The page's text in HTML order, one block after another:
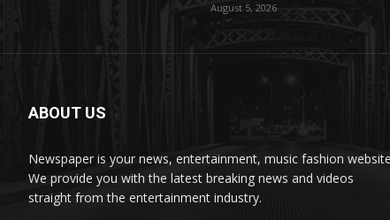
August 5, 2026
ABOUT US
Newspaper is your news, entertainment, music fashion
We provide you with the latest breaking news and videos
straight from the entertainment industry.